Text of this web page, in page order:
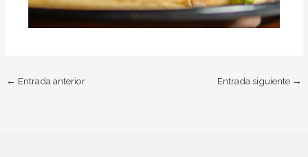
← Entrada anterior Entrada siguiente →